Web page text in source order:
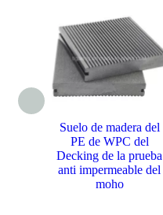
Suelo de madera del
PE de WPC del
Decking de la prueba
anti impermeable del
moho